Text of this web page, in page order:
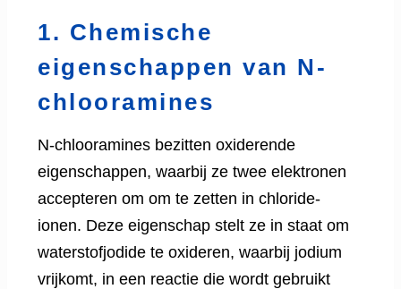
1. Chemische
eigenschappen van N-
chlooramines
N-chlooramines bezitten oxiderende
eigenschappen, waarbij ze twee elektronen
accepteren om om te zetten in chloride-
ionen. Deze eigenschap stelt ze in staat om
waterstofjodide te oxideren, waarbij jodium
vrijkomt, in een reactie die wordt gebruikt